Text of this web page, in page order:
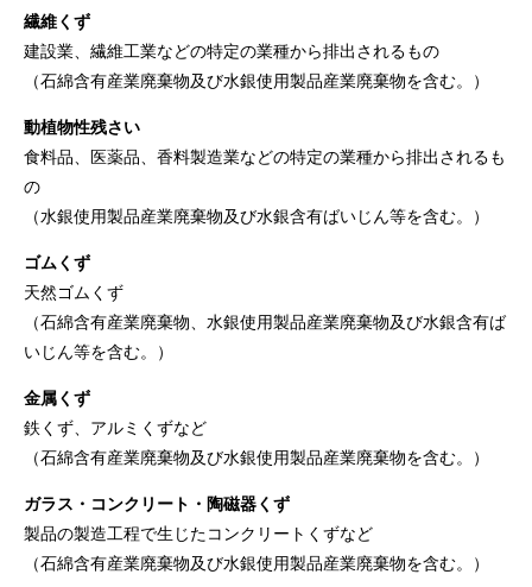
繊維くず
建設業、繊維工業などの特定の業種から排出されるもの
（石綿含有産業廃棄物及び水銀使用製品産業廃棄物を含む。）
動植物性残さい
食料品、医薬品、香料製造業などの特定の業種から排出されるも
の
（水銀使用製品産業廃棄物及び水銀含有ばいじん等を含む。）
ゴムくず
天然ゴムくず
（石綿含有産業廃棄物、水銀使用製品産業廃棄物及び水銀含有ば
いじん等を含む。）
金属くず
鉄くず、アルミくずなど
（石綿含有産業廃棄物及び水銀使用製品産業廃棄物を含む。）
ガラス・コンクリート・陶磁器くず
製品の製造工程で生じたコンクリートくずなど
（石綿含有産業廃棄物及び水銀使用製品産業廃棄物を含む。）